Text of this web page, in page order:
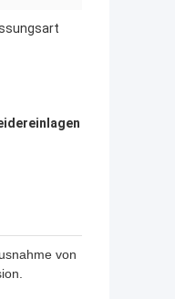
von